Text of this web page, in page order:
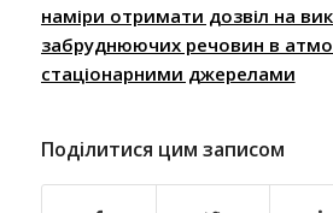
наміри отримати дозвіл на
забруднюючих речовин в
стаціонарними джерелами
Поділитися цим записом